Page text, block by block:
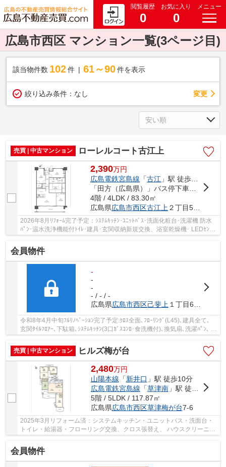
閲覧履歴
0
お気に入り
0
メニュー
広島市西区 マンション一覧(3ページ目)
該当物件数 102件 61～90 件を表示
絞り込み条件： なし 変更
売買 | 中古マンション ローレルコート古江上
2,390万円
広島電鉄宮島線 「古江 」駅 徒歩14分
「田方（広島県）」バス停下車 徒歩1分
4階 / 4LDK / 83.30㎡
広島県広島市西区古江上２丁目502-7
2026年8月ﾘﾌｫｰﾑ完了予定：ｼｽﾃﾑｷｯﾁﾝ･ﾕﾆｯﾄﾊﾞｽ･洗面化粧台･洗濯機 防水
ﾊﾟﾝ･温水洗浄機能付ﾄｲﾚ･建具･玄関収納新規交換、浴室乾燥機･ LEDｾﾝｻｰ
会員物件
-
-
-
- / - / -
広島県広島市西区己斐上 １丁目6-18
令和8年4月中旬ﾌﾙﾘﾉﾍﾞｰｼｮﾝ完了予定:ｸﾛｽ全面､ﾌﾛｰﾘﾝｸﾞ(L45)､建具全て､
玄関ﾀｲﾙﾌﾛｱｰ､下駄箱､ｼｽﾃﾑｷｯﾁﾝ(3口ｶﾞｽｺﾝﾛ･食洗機付)､換気扇､洗濯ﾊﾟﾝ､ ﾊﾝ
売買 | 中古マンション
ヒルズ梅が台
2,480万円
山陽本線 「新井口 」駅 徒歩10分
広島電鉄宮島線 「草津南」駅 徒歩5分
5階 / 5LDK / 117.87㎡
広島県広島市西区草津梅が台7-6
2025年3月リフォーム済：システムキッチン・ユニットバス・洗面台・
トイレ・給湯器・フローリング交換、クロス張替え、 ハウスクリーニン
会員物件